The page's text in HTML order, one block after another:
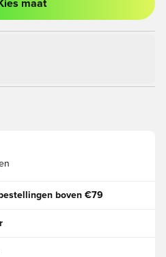
of je aan te melden als lid
Kies maat
boven €79